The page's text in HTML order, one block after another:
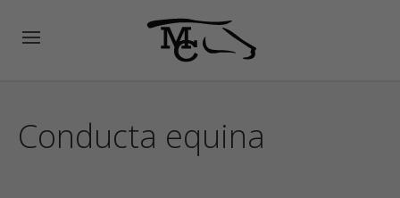
Conducta equina